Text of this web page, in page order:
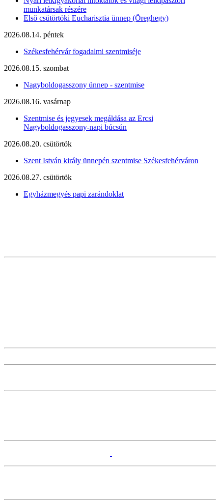
munkatársak részére
Első csütörtöki Eucharisztia ünnep (Öreghegy)
2026.08.14. péntek
Székesfehérvár fogadalmi szentmiséje
2026.08.15. szombat
Nagyboldogasszony ünnep - szentmise
2026.08.16. vasárnap
Szentmise és jegyesek megáldása az Ercsi
Nagyboldogasszony-napi búcsún
2026.08.20. csütörtök
Szent István király ünnepén szentmise Székesfehérváron
2026.08.27. csütörtök
Egyházmegyés papi zarándoklat